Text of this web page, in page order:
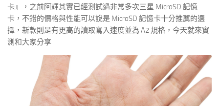
卡』，之前阿輝其實已經測試過非常多次三星 MicroSD 記憶
卡，不錯的價格與性能可以說是 MicroSD 記憶卡十分推薦的選
擇，新款則是有更高的讀取寫入速度並為 A2 規格，今天就來實
測和大家分享